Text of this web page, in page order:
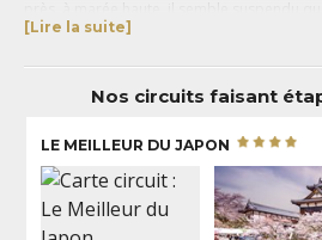
et donne vie à des clichés mémorables.
hauteur au mont Misen, le point culminant
qui offre une superbe vue sur les îles de la
séjour, ne manquez pas de goûter aux
aux huîtres et aux momiji manju, ces petits
devenus symboles de l’île.
[Lire la suite]
Nos circuits faisant
LE MEILLEUR DU JAPON